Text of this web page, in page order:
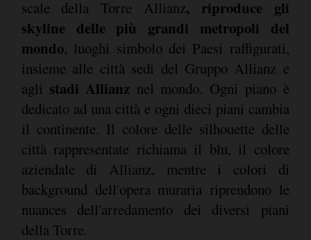
scale della Torre Allianz, riproduce gli
skyline delle più grandi metropoli del
mondo, luoghi simbolo dei Paesi raffigurati,
insieme alle città sedi del Gruppo Allianz e
agli stadi Allianz nel mondo. Ogni piano è
dedicato ad una città e ogni dieci piani cambia
il continente. Il colore delle silhouette delle
città rappresentate richiama il blu, il colore
aziendale di Allianz, mentre i colori di
background dell'opera muraria riprendono le
nuances dell'arredamento dei diversi piani
della Torre.